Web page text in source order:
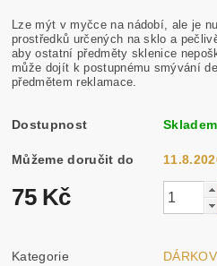
Lze mýt v myčce na nádobí, ale je
prostředků určených na sklo a
aby ostatní předměty sklenice
může dojít k postupnému smývání
předmětem reklamace.
Dostupnost Skladem
Můžeme doručit do
75 Kč
Kategorie